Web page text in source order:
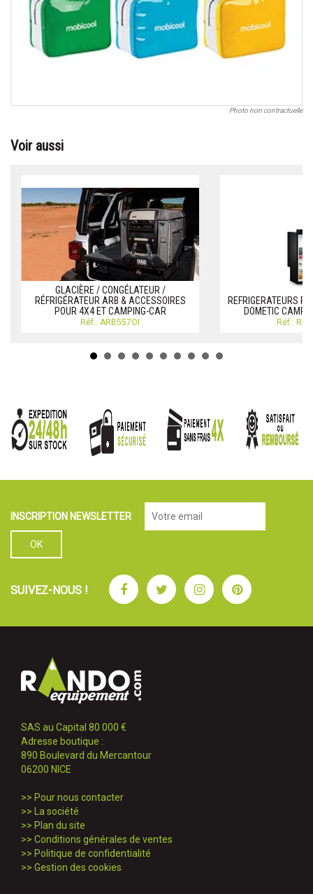
Photo non contractuelle
Voir aussi
GLACIÈRE / CONGÉLATEUR /
RÉFRIGÉRATEUR ARB & ACCESSOIRES
POUR 4X4 ET CAMPING-CAR
Réf.: ARB557OI
REFRIGERATEURS
DOMETIC
Réf.:
INSCRIPTION NEWSLETTER
SUIVEZ-NOUS ! FacebookTwitterInstagramPinterest
SAS au Capital 80 000 €
Adresse boutique :
890 Boulevard du Mercantour
06200 NICE
>> Pour nous contacter
>>
La société
>> Plan du site
>> Conditions générales de ventes
>> Politique de confidentialité
>> Gestion des cookies